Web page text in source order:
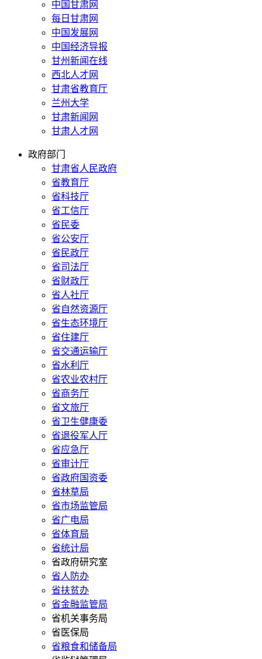
中国甘肃网
每日甘肃网
中国发展网
中国经济导报
甘州新闻在线
西北人才网
甘肃省教育厅
兰州大学
甘肃新闻网
甘肃人才网
政府部门
甘肃省人民政府
省教育厅
省科技厅
省工信厅
省民委
省公安厅
省民政厅
省司法厅
省财政厅
省人社厅
省自然资源厅
省生态环境厅
省住建厅
省交通运输厅
省水利厅
省农业农村厅
省商务厅
省文旅厅
省卫生健康委
省退役军人厅
省应急厅
省审计厅
省政府国资委
省林草局
省市场监管局
省广电局
省体育局
省统计局
省政府研究室
省人防办
省扶贫办
省金融监管局
省机关事务局
省医保局
省粮食和储备局